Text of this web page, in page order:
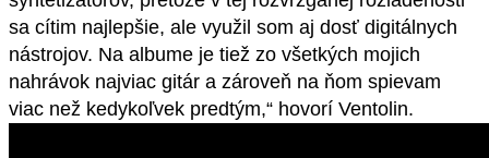
sa cítim najlepšie, ale využil som aj dosť digitálnych
nástrojov. Na albume je tiež zo všetkých mojich
nahrávok najviac gitár a zároveň na ňom spievam
viac než kedykoľvek predtým,“ hovorí Ventolin.